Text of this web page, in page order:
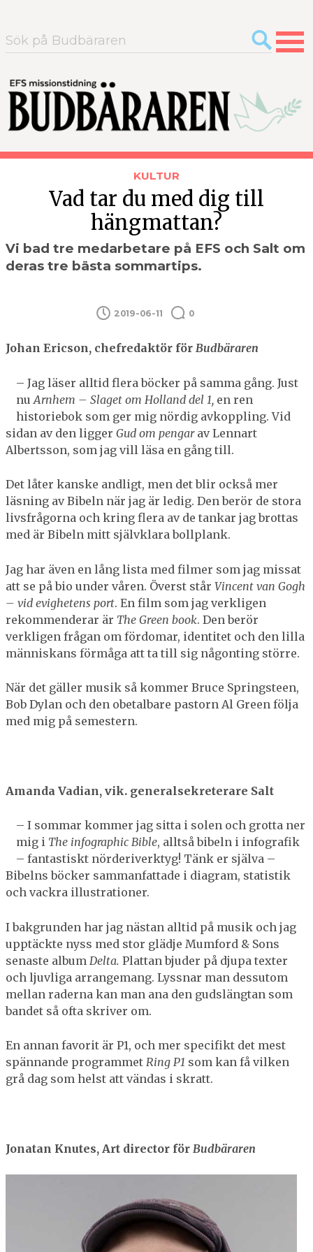
Sök
efter:
KULTUR
Vad tar du med dig till
hängmattan?
Vi bad tre medarbetare på EFS och Salt om
deras tre bästa sommartips.
2019-06-11 0
Johan Ericson, chefredaktör förBudbäraren
– Jag läser alltid flera böcker på samma gång. Just
nuArnhem – Slaget om Holland del 1, en ren
historiebok som ger mig nördig avkoppling. Vid
sidan av den liggerGud om pengarav Lennart
Albertsson, som jag vill läsa en gång till.
Det låter kanske andligt, men det blir också mer
läsning av Bibeln när jag är ledig. Den berör de stora
livsfrågorna och kring flera av de tankar jag brottas
med är Bibeln mitt självklara bollplank.
Jag har även en lång lista med filmer som jag missat
att se på bio under våren. Överst stårVincent van Gogh
– vid evighetens port. En film som jag verkligen
rekommenderar är The Green book. Den berör
verkligen frågan om fördomar, identitet och den lilla
människans förmåga att ta till sig någonting större.
När det gäller musik så kommer Bruce Springsteen,
Bob Dylan och den obetalbare pastorn Al Green följa
med mig på semestern.
Amanda Vadian, vik. generalsekreterare Salt
– I sommar kommer jag sitta i solen och grotta ner
mig i The infographic Bible, alltså bibeln i infografik
– fantastiskt nörderiverktyg! Tänk er själva –
Bibelns böcker sammanfattade i diagram, statistik
och vackra illustrationer.
I bakgrunden har jag nästan alltid på musik och jag
upptäckte nyss med stor glädje Mumford & Sons
senaste album Delta.Plattan bjuder på djupa texter
och ljuvliga arrangemang. Lyssnar man dessutom
mellan raderna kan man ana den gudslängtan som
bandet så ofta skriver om.
En annan favorit är P1, och mer specifikt det mest
spännande programmetRing P1 som kan få vilken
grå dag som helst att vändas i skratt.
Jonatan Knutes, Art director för Budbäraren